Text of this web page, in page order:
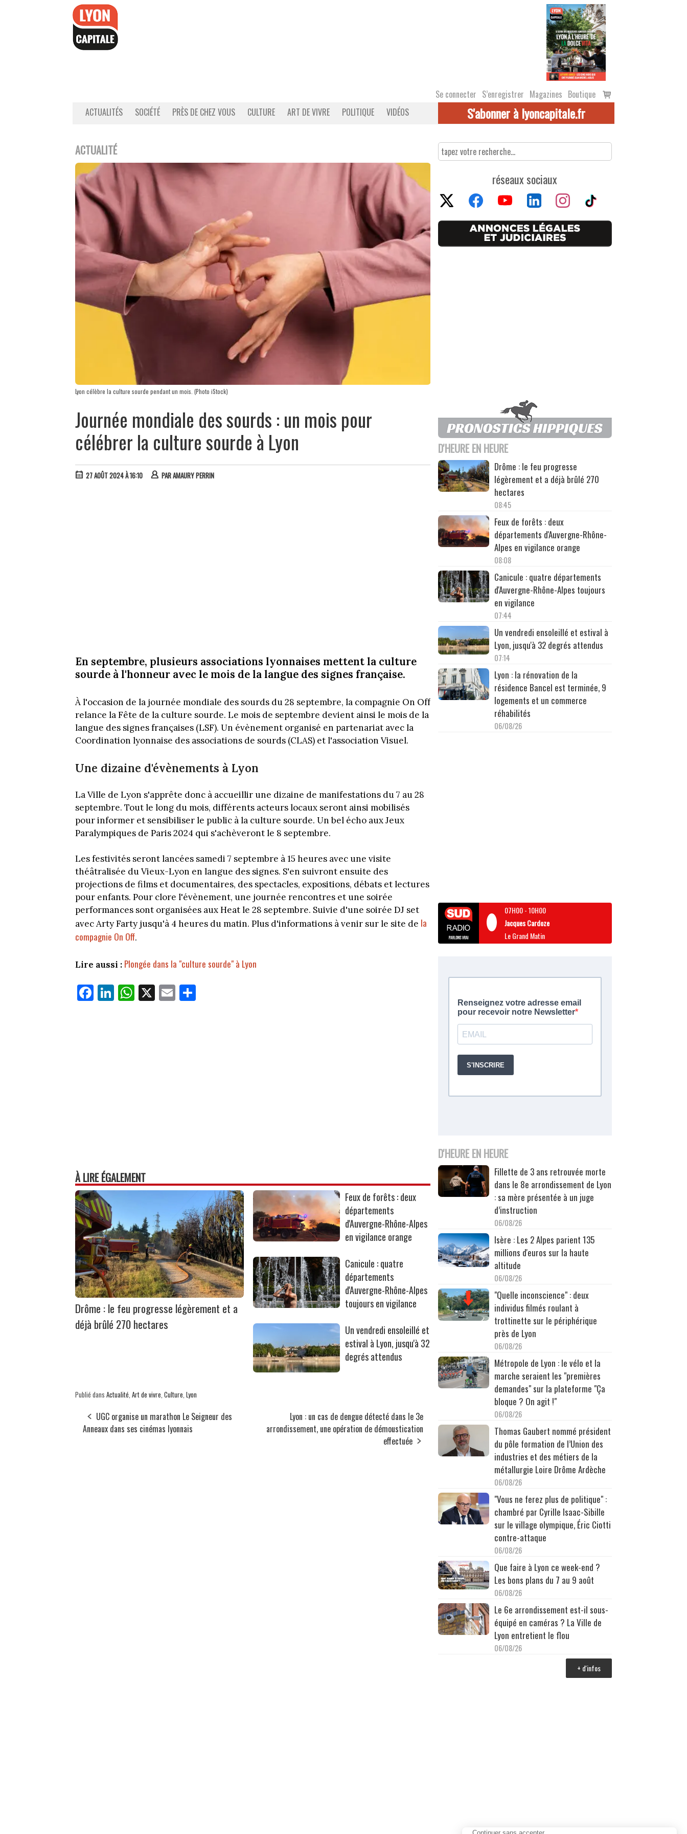
Se connecter S’enregistrer Magazines Boutique
Voir
le
ACTUALITÉS SOCIÉTÉ PRÈS DE CHEZ VOUS CULTURE ART DE VIVRE POLITIQUE VIDÉOS S'abonner à lyoncapitale.fr
ACTUALITÉ
Lyon célèbre la culture sourde pendant un mois. (Photo iStock)
Journée mondiale des sourds : un mois pour
célébrer la culture sourde à Lyon
27 AOÛT 2024 À 16:10 PARAMAURY PERRIN
En septembre, plusieurs associations lyonnaises mettent la culture
sourde à l'honneur avec le mois de la langue des signes française.
À l'occasion de la journée mondiale des sourds du 28 septembre, la compagnie On Off
relance la Fête de la culture sourde. Le mois de septembre devient ainsi le mois de la
langue des signes françaises (LSF). Un évènement organisé en partenariat avec la
Coordination lyonnaise des associations de sourds (CLAS) et l'association Visuel.
Une dizaine d'évènements à Lyon
La Ville de Lyon s'apprête donc à accueillir une dizaine de manifestations du 7 au 28
septembre. Tout le long du mois, différents acteurs locaux seront ainsi mobilisés
pour informer et sensibiliser le public à la culture sourde. Un bel écho aux Jeux
Paralympiques de Paris 2024 qui s'achèveront le 8 septembre.
Les festivités seront lancées samedi 7 septembre à 15 heures avec une visite
théâtralisée du Vieux-Lyon en langue des signes. S'en suivront ensuite des
projections de films et documentaires, des spectacles, expositions, débats et lectures
pour enfants. Pour clore l'évènement, une journée rencontres et une soirée
performances sont organisées aux Heat le 28 septembre. Suivie d'une soirée DJ set
avec Arty Farty jusqu'à 4 heures du matin. Plus d'informations à venir sur le site de la
compagnie On Off.
Lire aussi : Plongée dans la "culture sourde" à Lyon
Fa
ce
Li
nk
W
ha
X E
m
À LIRE ÉGALEMENT
Drôme : le feu progresse légèrement et a
déjà brûlé 270 hectares
Feux de forêts : deux
départements
d'Auvergne-Rhône-Alpes
en vigilance orange
Canicule : quatre
départements
d'Auvergne-Rhône-Alpes
toujours en vigilance
Un vendredi ensoleillé et
estival à Lyon, jusqu'à 32
degrés attendus
Publié dans Actualité, Art de vivre, Culture, Lyon
UGC organise un marathon Le Seigneur des
Anneaux dans ses cinémas lyonnais
Lyon : un cas de dengue détecté dans le 3e
arrondissement, une opération de démoustication
effectuée
réseaux sociaux
D'HEURE EN HEURE
Drôme : le feu progresse
légèrement et a déjà brûlé 270
hectares
08:45
Feux de forêts : deux
départements d'Auvergne-Rhône-
Alpes en vigilance orange
08:08
Canicule : quatre départements
d'Auvergne-Rhône-Alpes toujours
en vigilance
07:44
Un vendredi ensoleillé et estival à
Lyon, jusqu'à 32 degrés attendus
07:14
Lyon : la rénovation de la
résidence Bancel est terminée, 9
logements et un commerce
réhabilités
06/08/26
07H00-10H00
Jacques Cardoze
Le Grand Matin
D'HEURE EN HEURE
Fillette de 3 ans retrouvée morte
dans le 8e arrondissement de Lyon
: sa mère présentée à un juge
d’instruction
06/08/26
Isère : Les 2 Alpes parient 135
millions d'euros sur la haute
altitude
06/08/26
"Quelle inconscience" : deux
individus filmés roulant à
trottinette sur le périphérique
près de Lyon
06/08/26
Métropole de Lyon : le vélo et la
marche seraient les "premières
demandes" sur la plateforme "Ça
bloque ? On agit !"
06/08/26
Thomas Gaubert nommé président
du pôle formation de l’Union des
industries et des métiers de la
métallurgie Loire Drôme Ardèche
06/08/26
"Vous ne ferez plus de politique" :
chambré par Cyrille Isaac-Sibille
sur le village olympique, Éric Ciotti
contre-attaque
06/08/26
Que faire à Lyon ce week-end ?
Les bons plans du 7 au 9 août
06/08/26
Le 6e arrondissement est-il sous-
équipé en caméras ? La Ville de
Lyon entretient le flou
06/08/26
+ d'infos